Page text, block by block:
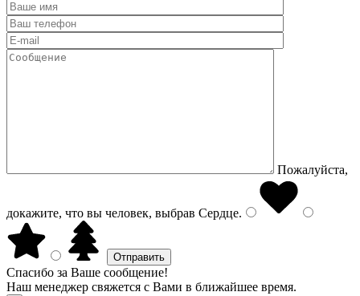
Пожалуйста,
докажите, что вы человек, выбрав Сердце.
Спасибо за Ваше сообщение!
Наш менеджер свяжется с Вами в ближайшее время.